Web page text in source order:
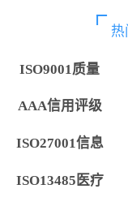
热
ISO9001质量
AAA信用评级
ISO27001信息
ISO13485医疗